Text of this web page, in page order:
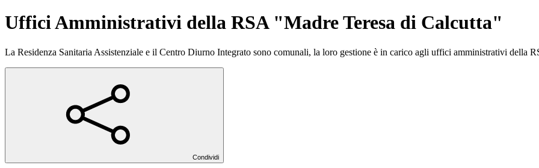
Uffici Amministrativi della RSA "Madre Teresa di Calcutta"
La Residenza Sanitaria Assistenziale e il Centro Diurno Integrato sono comunali, la loro gestione è in carico agli uffici amministrativi della
Condividi